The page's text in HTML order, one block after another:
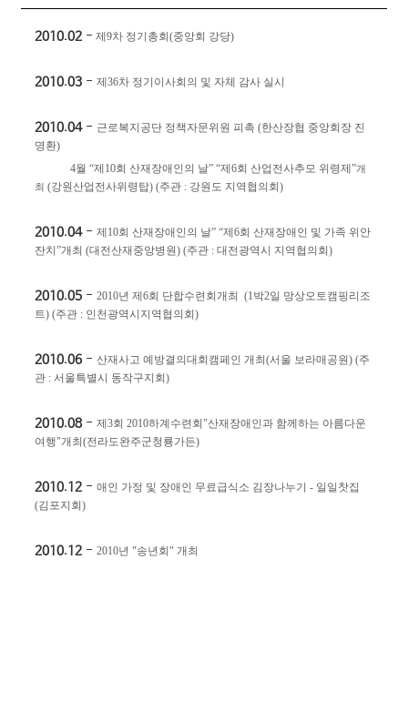
2010.02 - 제 9차 정기총회 (중앙회 강당)
2010.03 - 제 36차 정기이사회의 및 자체 감사 실시
2010.04 - 근로복지공단 정책자문위원 피촉 (한산장협 중앙회장 진
명환)
4월 “제 10회 산재장애인의 날” “제 6회 산업전사추모 위령제 ”개
최 (강원산업전사위령탑) (주관 : 강원도 지역협의회 )
2010.04 - 제 10회 산재장애인의 날” “제 6회 산재장애인 및 가족 위안
잔치 ”개최 (대전산재중앙병원) (주관 : 대전광역시 지역협의회 )
2010.05 - 2010년 제 6회 단합수련회개최 (1박2일 망상오토캠핑리조
트) (주관 : 인천광역시지역협의회 )
2010.06 - 산재사고 예방결의대회캠페인 개최 (서울 보라매공원) (주
관 : 서울특별시 동작구지회 )
2010.08 - 제 3회 2010하계수련회 "산재장애인과 함께하는 아름다운
여행"개최 (전라도완주군청룡가든)
2010.12 - 애인 가정 및 장애인 무료급식소 김장나누기 - 일일찻집
(김포지회 )
2010.12 - 2010년 "송년회 " 개최